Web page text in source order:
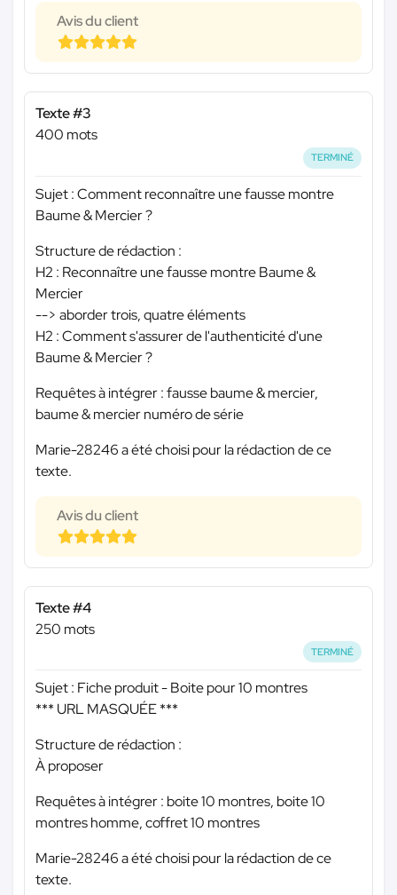
Avis du client
Texte #3
400 mots
TERMINÉ
Sujet : Comment reconnaître une fausse montre
Baume & Mercier ?
Structure de rédaction :
H2 : Reconnaître une fausse montre Baume &
Mercier
--> aborder trois, quatre éléments
H2 : Comment s'assurer de l'authenticité d'une
Baume & Mercier ?
Requêtes à intégrer : fausse baume & mercier,
baume & mercier numéro de série
Marie-28246 a été choisi pour la rédaction de ce
texte.
Avis du client
Texte #4
250 mots
TERMINÉ
Sujet : Fiche produit - Boite pour 10 montres
*** URL MASQUÉE ***
Structure de rédaction :
À proposer
Requêtes à intégrer : boite 10 montres, boite 10
montres homme, coffret 10 montres
Marie-28246 a été choisi pour la rédaction de ce
texte.